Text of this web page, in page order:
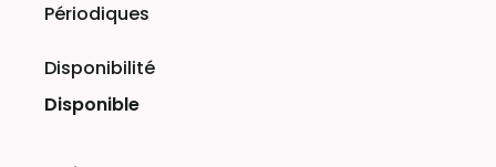
Périodiques
Disponible